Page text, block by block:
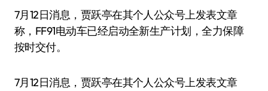
7月12日消息，贾跃亭在其个人公众号上发表文章
称，FF91电动车已经启动全新生产计划，全力保障
按时交付。
7月12日消息，贾跃亭在其个人公众号上发表文章